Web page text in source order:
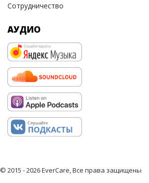
Сотрудничество
АУДИО
© 2015 - 2026 EverCare, Все права защищены